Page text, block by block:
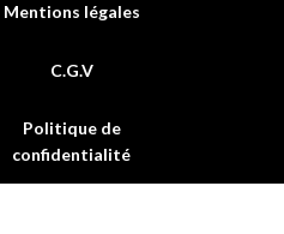
Mentions légales
C.G.V
Politique de
confidentialité